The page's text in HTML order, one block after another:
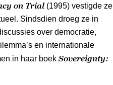
on Trial(1995) vestigde ze
Sindsdien droeg ze in
over democratie,
en internationale
in haar boek Sovereignty: